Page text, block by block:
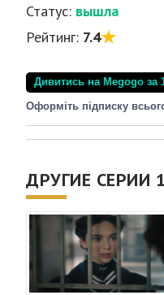
Статус: вышла
Рейтинг: 7.4
Дивитись на Megogo за
Оформіть підписку
ДРУГИЕ СЕРИИ